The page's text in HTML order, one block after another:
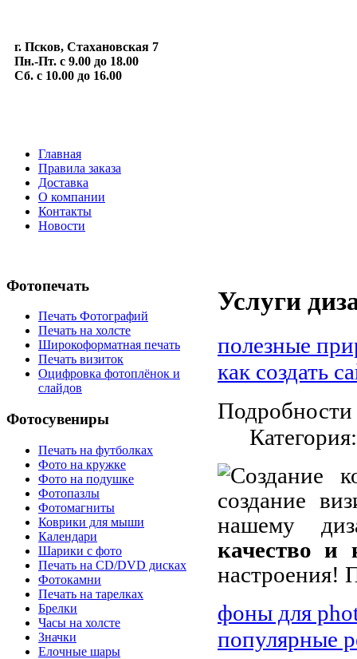
г. Псков, Стахановская 7
Пн.-Пт. с 9.00 до 18.00
Сб. с 10.00 до 16.00
Главная
Правила заказа
Доставка
О компании
Контакты
Новости
Фотопечать
Печать Фотографий
Печать на холсте
Широкоформатная печать
Печать визиток
Оцифровка фотоплёнок и
слайдов
Фотосувениры
Печать на футболках
Фото на кружке
Фото на подушке
Фотопазлы
Фотомагниты
Коврики для мыши
Календари
Шарики с фото
Печать на CD/DVD дисках
Фотокамни
Печать на тарелках
Брелки
Часы на холсте
Значки
Елочные шары
Услуги
полезные
как создать
Подробности
Создание
создание
нашему
качество и
настроения!
фоны для
популярные